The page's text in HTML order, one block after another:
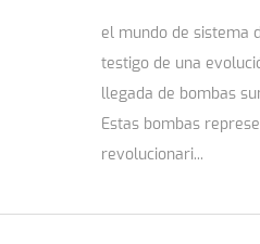
el mundo de sistema
testigo de una
llegada de bombas
Estas bombas
revolucionari...